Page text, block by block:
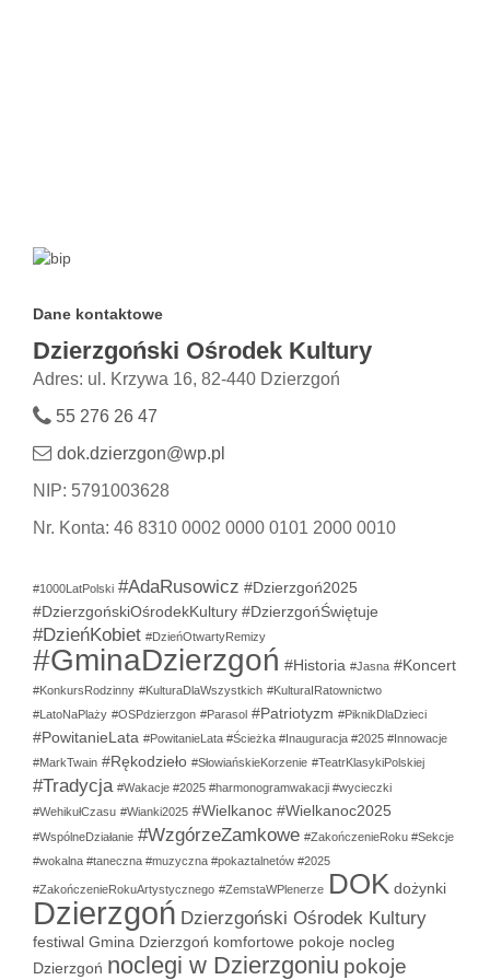
Dane kontaktowe
Dzierzgoński Ośrodek Kultury
Adres: ul. Krzywa 16, 82-440 Dzierzgoń
55 276 26 47
dok.dzierzgon@wp.pl
NIP: 5791003628
Nr. Konta: 46 8310 0002 0000 0101 2000 0010
#1000LatPolski #AdaRusowicz #Dzierzgoń2025
#DzierzgońskiOśrodekKultury #DzierzgońŚwiętuje
#DzieńKobiet #DzieńOtwartyRemizy
#GminaDzierzgoń #Historia #Jasna #Koncert
#KonkursRodzinny #KulturaDlaWszystkich #KulturaIRatownictwo
#LatoNaPlaży #OSPdzierzgon #Parasol #Patriotyzm #PiknikDlaDzieci
#PowitanieLata #PowitanieLata #Ścieżka #Inauguracja #2025 #Innowacje
#MarkTwain #Rękodzieło #SłowiańskieKorzenie #TeatrKlasykiPolskiej
#Tradycja #Wakacje #2025 #harmonogramwakacji #wycieczki
#WehikułCzasu #Wianki2025 #Wielkanoc #Wielkanoc2025
#WspólneDziałanie #WzgórzeZamkowe #ZakończenieRoku #Sekcje
#wokalna #taneczna #muzyczna #pokaztalnetów #2025
#ZakończenieRokuArtystycznego #ZemstaWPlenerze DOK dożynki
Dzierzgoń Dzierzgoński Ośrodek Kultury
festiwal Gmina Dzierzgoń komfortowe pokoje nocleg
Dzierzgoń noclegi w Dzierzgoniu pokoje